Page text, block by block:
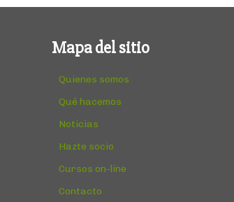
Mapa del sitio
Quienes somos
Qué hacemos
Noticias
Hazte socio
Cursos on-line
Contacto